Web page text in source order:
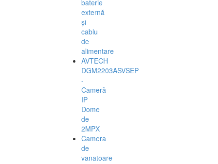
baterie
externă
și
cablu
de
alimentare
AVTECH
DGM2203ASVSEP
-
Cameră
IP
Dome
de
2MPX
Camera
de
vanatoare